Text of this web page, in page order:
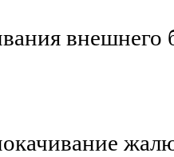
внешнего